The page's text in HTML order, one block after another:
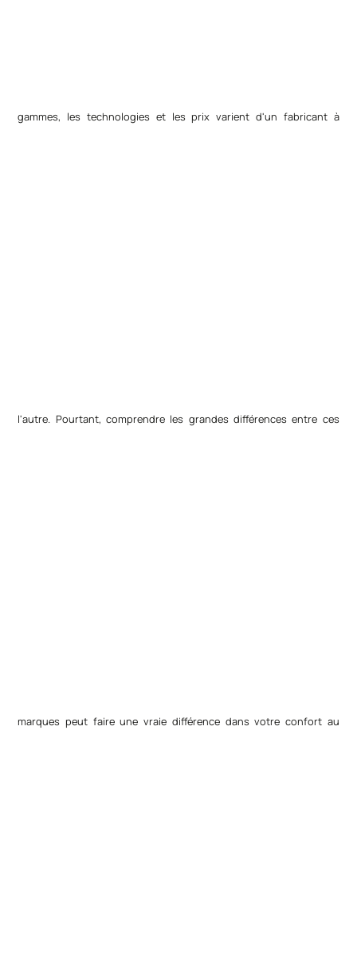
gammes, les technologies et les prix varient d'un fabricant à
l'autre. Pourtant, comprendre les grandes différences entre ces
marques peut faire une vraie différence dans votre confort au